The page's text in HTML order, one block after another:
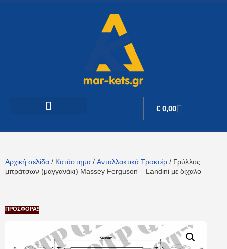
€ 0,00
Αρχική σελίδα / Κατάστημα / Ανταλλακτικά Τρακτέρ / Γρύλλος
μπράτσων (μαγγανάκι) Massey Ferguson – Landini με δίχαλο
ΠΡΟΣΦΟΡΆ!